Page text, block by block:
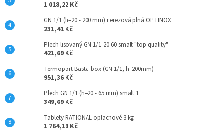
1 018,22 Kč
GN 1/1 (h=20 - 200 mm) nerezová plná OPTINOX
231,41 Kč
Plech lisovaný GN 1/1-20-60 smalt "top quality"
421,69 Kč
Termoport Basta-box (GN 1/1, h=200mm)
951,36 Kč
Plech GN 1/1 (h=20 - 65 mm) smalt 1
349,69 Kč
Tablety RATIONAL oplachové 3 kg
1 764,18 Kč